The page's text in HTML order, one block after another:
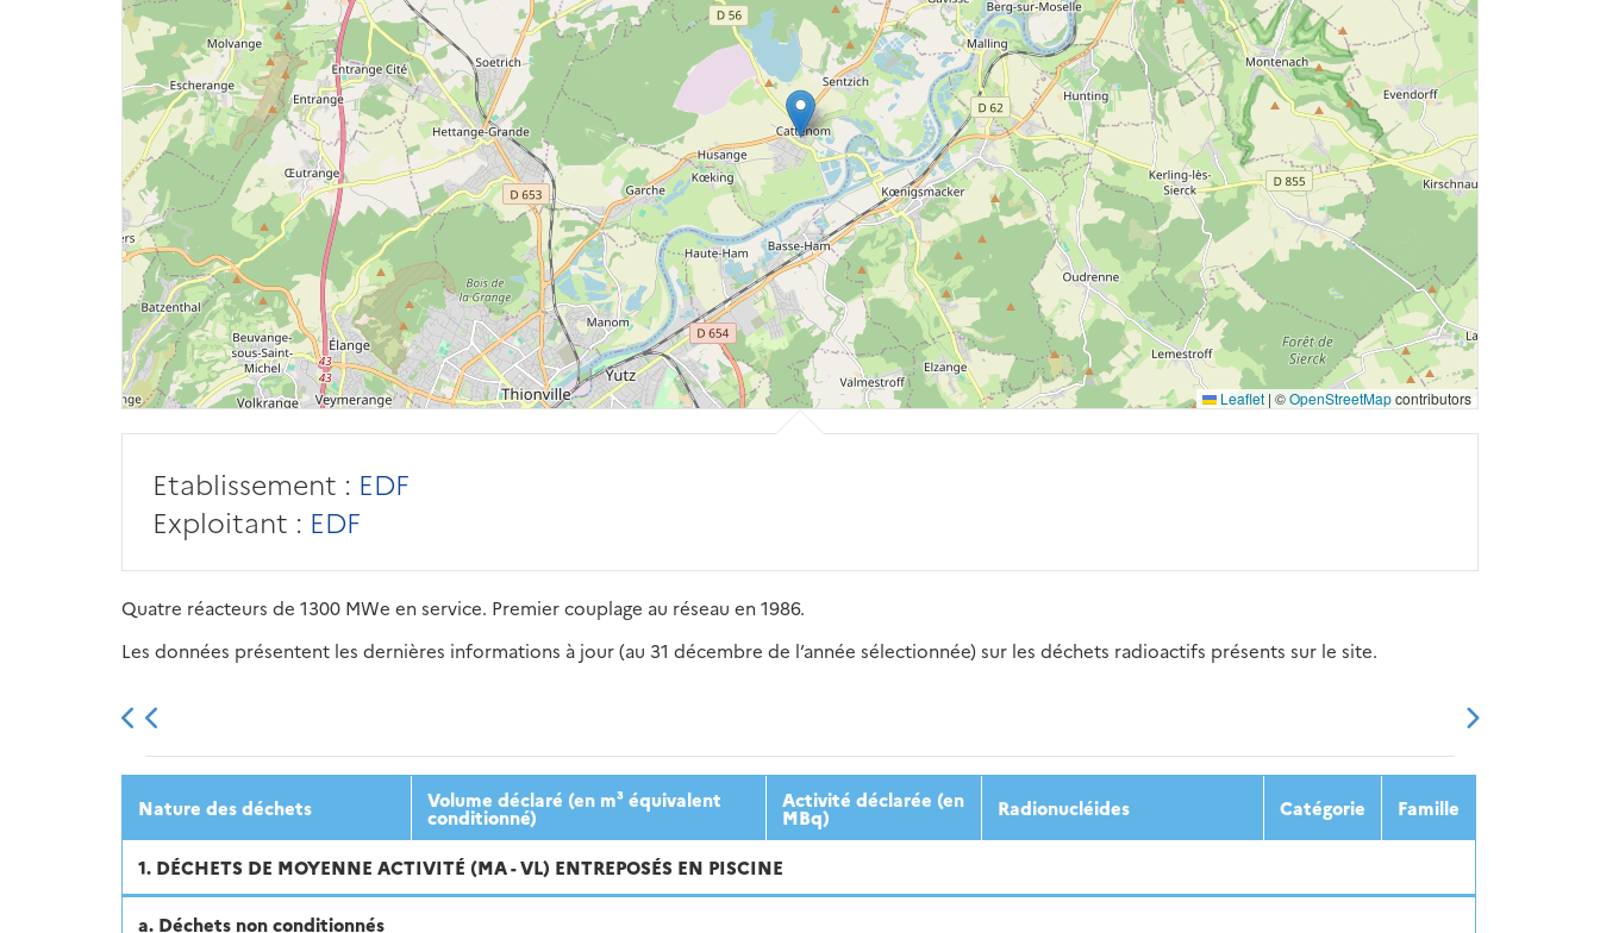
Leaflet | ©OpenStreetMapcontributors
Etablissement : EDF
Exploitant : EDF
Quatre réacteurs de 1300 MWe en service. Premier couplage au réseau en 1986.
Les données présentent les dernières informations à jour (au 31 décembre de l’année sélectionnée) sur les déchets radioactifs présents sur le site.
2013 2014 2015 2016 2017 2018 2019 2020 2021 2022 2023
Nature des déchets Volume déclaré (en m³ équivalent
conditionné)
Activité déclarée (en
MBq) Radionucléides Catégorie Famille
1. DÉCHETS DE MOYENNE ACTIVITÉ (MA - VL) ENTREPOSÉS EN PISCINE
a. Déchets non conditionnés